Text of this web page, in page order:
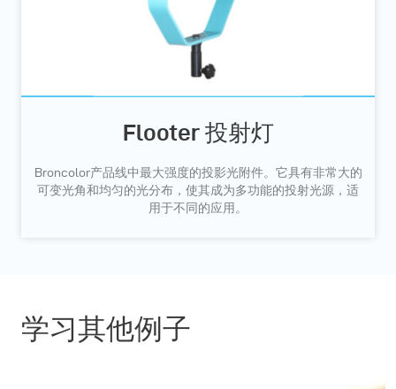
Flooter 投射灯
Broncolor产品线中最大强度的投影光附件。它具有非常大的
可变光角和均匀的光分布，使其成为多功能的投射光源，适
用于不同的应用。
学习其他例子